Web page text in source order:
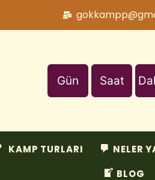
Gün Saat
KAMP TURLARI NELER
BLOG